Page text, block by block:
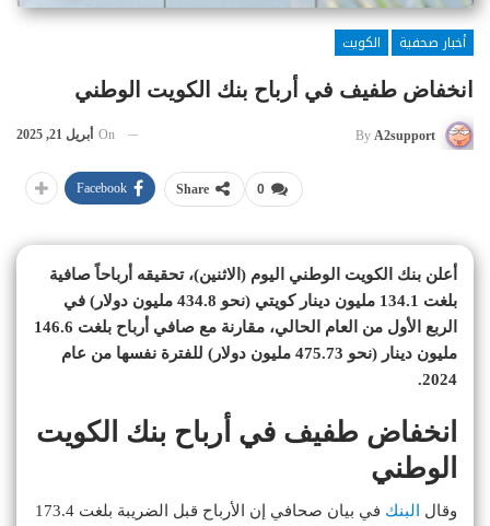
أخبار صحفية
الكويت
انخفاض طفيف في أرباح بنك الكويت الوطني
By A2support
On أبريل 21, 2025
0
Share
Facebook
أعلن بنك الكويت الوطني اليوم (الاثنين)، تحقيقه أرباحاً صافية
بلغت 134.1 مليون دينار كويتي (نحو 434.8 مليون دولار) في
الربع الأول من العام الحالي، مقارنة مع صافي أرباح بلغت 146.6
مليون دينار (نحو 475.73 مليون دولار) للفترة نفسها من عام
2024.
انخفاض طفيف في أرباح بنك الكويت
الوطني
وقال البنك
في بيان صحافي إن الأرباح قبل الضريبة بلغت 173.4